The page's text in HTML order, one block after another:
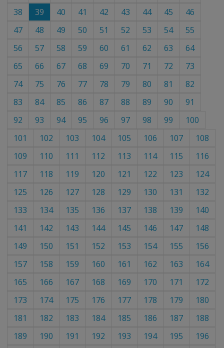
38
39 40 41 42 43 44 45
46
47
48 49 50 51 52 53 54
55
56
57 58 59 60 61 62 63
64
65
66 67 68 69 70 71 72
73
74
75 76 77 78 79 80 81
82
83
84 85 86 87 88 89 90
91
92
93 94 95 96 97 98 99
100
101
102 103 104 105 106 107
108
109
110 111 112 113 114 115
116
117
118 119 120 121 122 123
124
125
126 127 128 129 130 131
132
133
134 135 136 137 138 139
140
141
142 143 144 145 146 147
148
149
150 151 152 153 154 155
156
157
158 159 160 161 162 163
164
165
166 167 168 169 170 171
172
173
174 175 176 177 178 179
180
181
182 183 184 185 186 187
188
189
190 191 192 193 194 195
196